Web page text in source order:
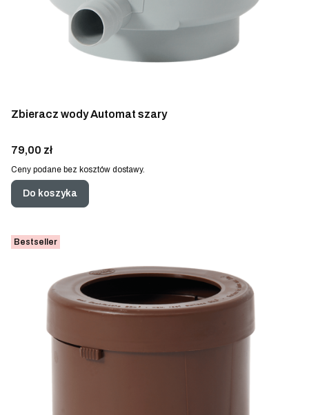
Zbieracz wody Automat szary
Cena
79,00 zł
Ceny podane bez kosztów dostawy.
Do koszyka
Bestseller